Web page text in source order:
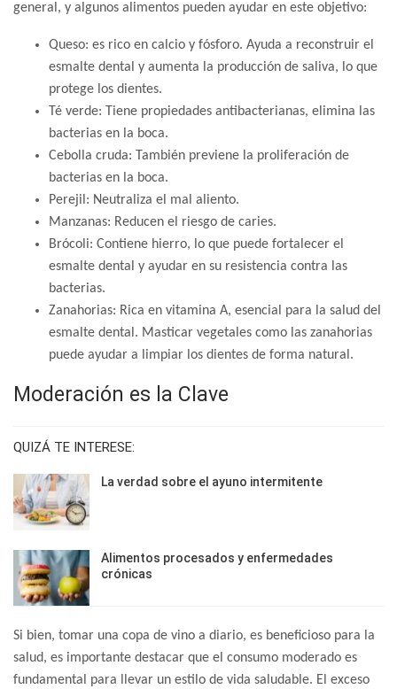
general, y algunos alimentos pueden ayudar en este objetivo:
Queso: es rico en calcio y fósforo. Ayuda a reconstruir el
esmalte dental y aumenta la producción de saliva, lo que
protege los dientes.
Té verde: Tiene propiedades antibacterianas, elimina las
bacterias en la boca.
Cebolla cruda: También previene la proliferación de
bacterias en la boca.
Perejil: Neutraliza el mal aliento.
Manzanas: Reducen el riesgo de caries.
Brócoli: Contiene hierro, lo que puede fortalecer el
esmalte dental y ayudar en su resistencia contra las
bacterias.
Zanahorias: Rica en vitamina A, esencial para la salud del
esmalte dental. Masticar vegetales como las zanahorias
puede ayudar a limpiar los dientes de forma natural.
Moderación es la Clave
QUIZÁ TE INTERESE:
La verdad sobre el ayuno intermitente
Alimentos procesados y enfermedades
crónicas
Si bien, tomar una copa de vino a diario, es beneficioso para la
salud, es importante destacar que el consumo moderado es
fundamental para llevar un estilo de vida saludable. El exceso